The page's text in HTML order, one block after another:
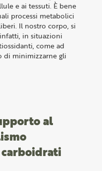
e ai tessuti. È bene
processi metabolici
Il nostro corpo, si
in situazioni
come ad
di minimizzarne gli
al